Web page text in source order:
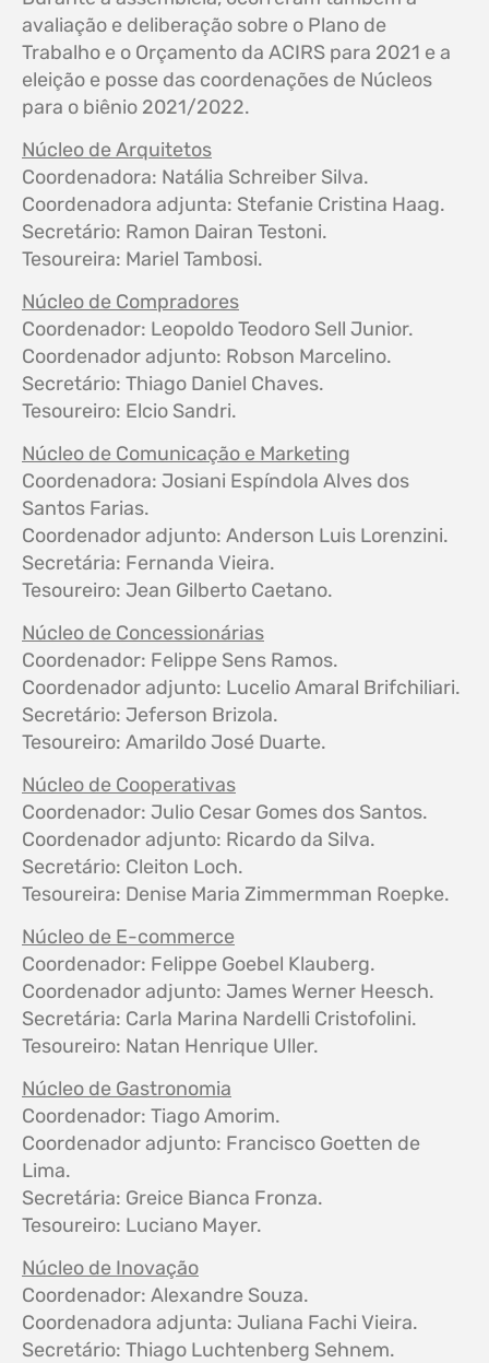
avaliação e deliberação sobre o Plano de
Trabalho e o Orçamento da ACIRS para 2021 e a
eleição e posse das coordenações de Núcleos
para o biênio 2021/2022.
Núcleo de Arquitetos
Coordenadora: Natália Schreiber Silva.
Coordenadora adjunta: Stefanie Cristina Haag.
Secretário: Ramon Dairan Testoni.
Tesoureira: Mariel Tambosi.
Núcleo de Compradores
Coordenador: Leopoldo Teodoro Sell Junior.
Coordenador adjunto: Robson Marcelino.
Secretário: Thiago Daniel Chaves.
Tesoureiro: Elcio Sandri.
Núcleo de Comunicação e Marketing
Coordenadora: Josiani Espíndola Alves dos
Santos Farias.
Coordenador adjunto: Anderson Luis Lorenzini.
Secretária: Fernanda Vieira.
Tesoureiro: Jean Gilberto Caetano.
Núcleo de Concessionárias
Coordenador: Felippe Sens Ramos.
Coordenador adjunto: Lucelio Amaral Brifchiliari.
Secretário: Jeferson Brizola.
Tesoureiro: Amarildo José Duarte.
Núcleo de Cooperativas
Coordenador: Julio Cesar Gomes dos Santos.
Coordenador adjunto: Ricardo da Silva.
Secretário: Cleiton Loch.
Tesoureira: Denise Maria Zimmermman Roepke.
Núcleo de E-commerce
Coordenador: Felippe Goebel Klauberg.
Coordenador adjunto: James Werner Heesch.
Secretária: Carla Marina Nardelli Cristofolini.
Tesoureiro: Natan Henrique Uller.
Núcleo de Gastronomia
Coordenador: Tiago Amorim.
Coordenador adjunto: Francisco Goetten de
Lima.
Secretária: Greice Bianca Fronza.
Tesoureiro: Luciano Mayer.
Núcleo de Inovação
Coordenador: Alexandre Souza.
Coordenadora adjunta: Juliana Fachi Vieira.
Secretário: Thiago Luchtenberg Sehnem.